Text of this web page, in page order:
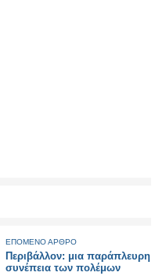
ΕΠΟΜΕΝΟ ΑΡΘΡΟ
Περιβάλλον: μια παράπλευρη
συνέπεια των πολέμων